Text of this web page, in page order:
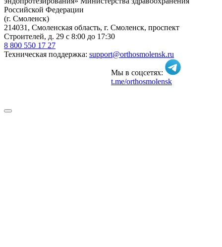
Российской Федерации
(г. Смоленск)
214031, Смоленская область, г. Смоленск, проспект
Строителей, д. 29 с 8:00 до 17:30
8 800 550 17 27
Техническая поддержка: support@orthosmolensk.ru
Мы в соцсетях:
t.me/orthosmolensk